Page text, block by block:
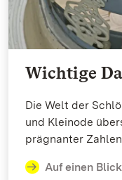
Wichtige
Die Welt der
und Kleinode
prägnanter
Auf einen Blick